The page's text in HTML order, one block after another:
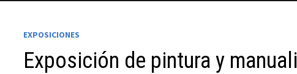
EXPOSICIONES
Exposición de pintura y